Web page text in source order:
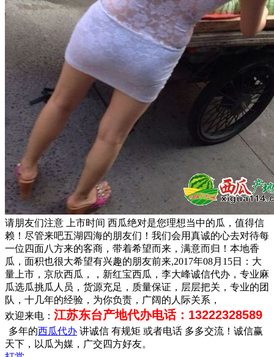
请朋友们注意 上市时间 西瓜绝对是您理想当中的瓜，值得信
赖！尽管来吧五湖四海的朋友们！我们会用真诚的心去对待每
一位四面八方来的客商，带着希望而来，满意而归！本地香
瓜，面积也很大希望有兴趣的朋友前来,2017年08月15日：大
量上市，京欣西瓜，，新红宝西瓜，李大峰诚信代办，专业麻
瓜选瓜挑瓜人员，货源充足，质量保证，层层把关，专业的团
队，十几年的经验，为你负责，广阔的人际关系，
欢迎来电： 江苏东台产地代办电话：13222328589
多年的西瓜代办 讲诚信 有规矩 或者电话 多多交流！诚信赢
天下，以瓜为媒，广交四方好友。